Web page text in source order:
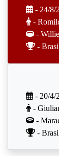
- 24/8/
-
-
-
- 20/4/
-
-
-